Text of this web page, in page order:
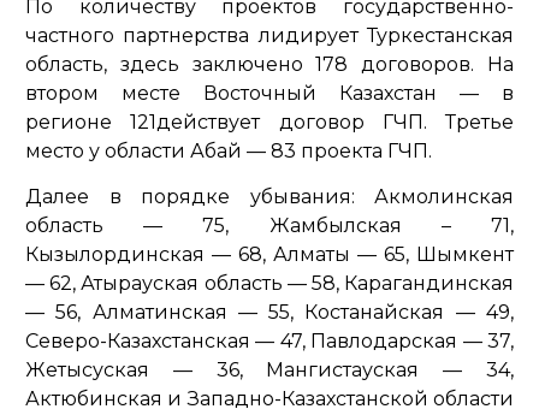
По количеству проектов государственно-
частного партнерства лидирует Туркестанская
область, здесь заключено 178 договоров. На
втором месте Восточный Казахстан — в
регионе 121действует договор ГЧП. Третье
место у области Абай — 83 проекта ГЧП.
Далее в порядке убывания: Акмолинская
область — 75, Жамбылская – 71,
Кызылординская — 68, Алматы — 65, Шымкент
— 62, Атырауская область — 58, Карагандинская
— 56, Алматинская — 55, Костанайская — 49,
Северо-Казахстанская — 47, Павлодарская — 37,
Жетысуская — 36, Мангистауская — 34,
Актюбинская и Западно-Казахстанской области